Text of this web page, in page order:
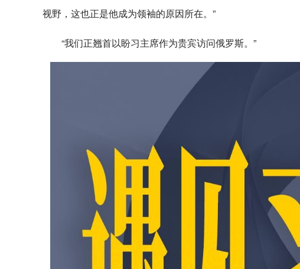
视野，这也正是他成为领袖的原因所在。”
“我们正翘首以盼习主席作为贵宾访问俄罗斯。”